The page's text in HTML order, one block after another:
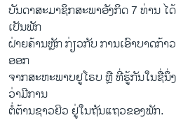
ລາຍງານ
ຕິດຕາມພວກເຮົາ ທີ່
ພາສາຕ່າງໆ
ບັນ​ດາສະ​ມາ​ຊິກສະ​ພາ​ອັງ​ກິດ 7 ທ່ານ ໄ
ເປັນພັກ
ຝ່າຍ​ຄ້ານ​ຫຼັກ ກ່ຽວ​ກັບ ​ການ​ເອົາ​ບາດ​ກ້
ອອກ​
ຈາກສະ​ຫະ​ພາບ​ຢູ​ໂຣບ ຫຼື ທີ່​ຮູ້​ກັນໃນ​ຊື່​ນຶ່
ວ່າ​ມີການ
ຕໍ່​ຕ້ານຊາວ​ຢິວ ​ຢູ່ໃນ​ຖັນ​ແຖວ​ຂອງ​ພັກ.